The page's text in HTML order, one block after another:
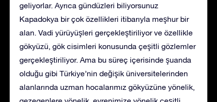
geliyorlar. Ayrıca gündüzleri biliyorsunuz
Kapadokya bir çok özellikleri itibarıyla meşhur bir
alan. Vadi yürüyüşleri gerçekleştiriliyor ve özellikle
gökyüzü, gök cisimleri konusunda çeşitli gözlemler
gerçekleştiriliyor. Ama bu süreç içerisinde şuanda
olduğu gibi Türkiye’nin değişik üniversitelerinden
alanlarında uzman hocalarımız gökyüzüne yönelik,